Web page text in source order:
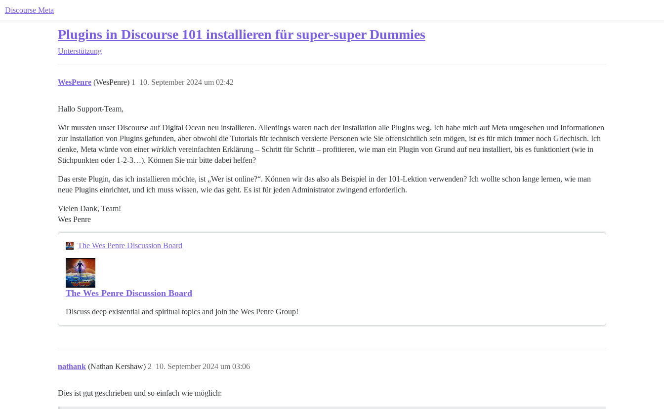
Discourse Meta
Plugins in Discourse 101 installieren für super-super Dummies
Unterstützung
WesPenre (WesPenre) 10. September 2024 um 02:42
1
Hallo Support-Team,
Wir mussten unser Discourse auf Digital Ocean neu installieren. Allerdings waren nach der Installation alle Plugins weg. Ich habe mich auf Meta umgesehen und Informationen
zur Installation von Plugins gefunden, aber obwohl die Tutorials für technisch versierte Personen wie Sie offensichtlich sein mögen, ist es für mich immer noch Griechisch. Ich
denke, Meta würde von einerwirklich vereinfachten Erklärung – Schritt für Schritt – profitieren, wie man ein Plugin von Grund auf neu installiert, bis es funktioniert (wie in
Stichpunkten oder 1-2-3…). Können Sie mir bitte dabei helfen?
Das erste Plugin, das ich installieren möchte, ist „Wer ist online?“. Können wir das also als Beispiel in der 101-Lektion verwenden? Ich wollte schon lange lernen, wie man
neue Plugins einrichtet, und ich muss wissen, wie das geht. Es ist für jeden Administrator zwingend erforderlich.
Vielen Dank, Team!
Wes Penre
The Wes Penre Discussion Board
The Wes Penre Discussion Board
Discuss deep existential and spiritual topics and join the Wes Penre Group!
nathank (Nathan Kershaw) 10. September 2024 um 03:06
2
Dies ist gut geschrieben und so einfach wie möglich: